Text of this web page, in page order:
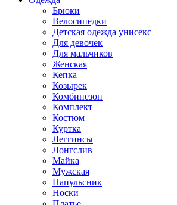
Брюки
Велосипедки
Детская одежда унисекс
Для девочек
Для мальчиков
Женская
Кепка
Козырек
Комбинезон
Комплект
Костюм
Куртка
Леггинсы
Лонгслив
Майка
Мужская
Напульсник
Носки